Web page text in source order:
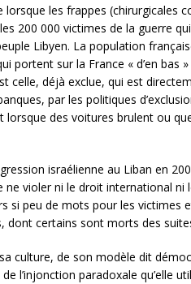
les frappes (chirurgicales
200 000 victimes de la guerre
Libyen. La population
sur la France « d’en bas
celle, déjà exclue, qui est
par les politiques
des voitures brulent ou
israélienne au Liban en
violer ni le droit international ni
si peu de mots pour les victimes
dont certains sont morts des
culture, de son modèle dit
l’injonction paradoxale qu’elle